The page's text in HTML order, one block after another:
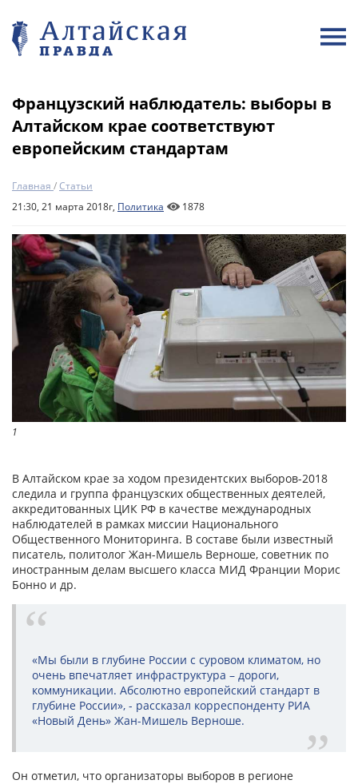
Французский наблюдатель: выборы в
Алтайском крае соответствуют
европейским стандартам
Главная /Статьи
21:30, 21 марта 2018г, Политика 1878
1
В Алтайском крае за ходом президентских выборов-2018
следила и группа французских общественных деятелей,
аккредитованных ЦИК РФ в качестве международных
наблюдателей в рамках миссии Национального
Общественного Мониторинга. В составе были известный
писатель, политолог Жан-Мишель Верноше, советник по
иностранным делам высшего класса МИД Франции Морис
Бонно и др.
«Мы были в глубине России с суровом климатом, но
очень впечатляет инфраструктура – дороги,
коммуникации. Абсолютно европейский стандарт в
глубине России», - рассказал корреспонденту РИА
«Новый День» Жан-Мишель Верноше.
Он отметил, что организаторы выборов в регионе